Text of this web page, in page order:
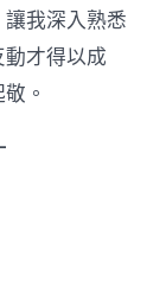
我深入熟悉
才得以成
。